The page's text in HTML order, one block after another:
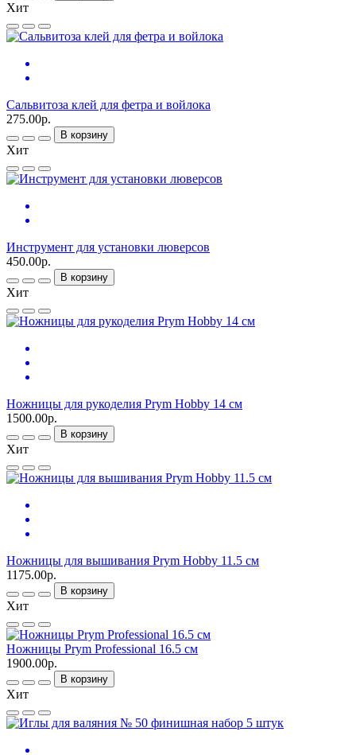
Хит
Сальвитоза клей для фетра и войлока
275.00р.
В корзину
Хит
Инструмент для установки люверсов
450.00р.
В корзину
Хит
Ножницы для рукоделия Prym Hobby 14 см
1500.00р.
В корзину
Хит
Ножницы для вышивания Prym Hobby 11.5 см
1175.00р.
В корзину
Хит
Ножницы Prym Professional 16.5 см
1900.00р.
В корзину
Хит